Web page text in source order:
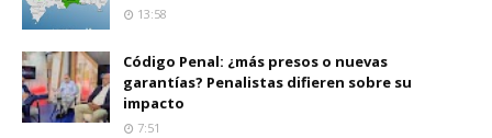
13:58
Código Penal: ¿más presos o nuevas
garantías? Penalistas difieren sobre su
impacto
7:51